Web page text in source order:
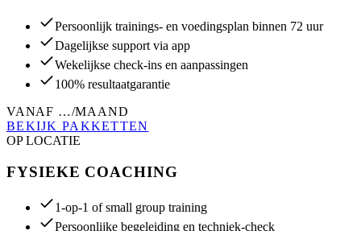
Persoonlijk trainings- en voedingsplan binnen 72 uur
Dagelijkse support via app
Wekelijkse check-ins en aanpassingen
100% resultaatgarantie
VANAF …/MAAND
BEKIJK PAKKETTEN
OP LOCATIE
FYSIEKE COACHING
1-op-1 of small group training
Persoonlijke begeleiding en techniek-check